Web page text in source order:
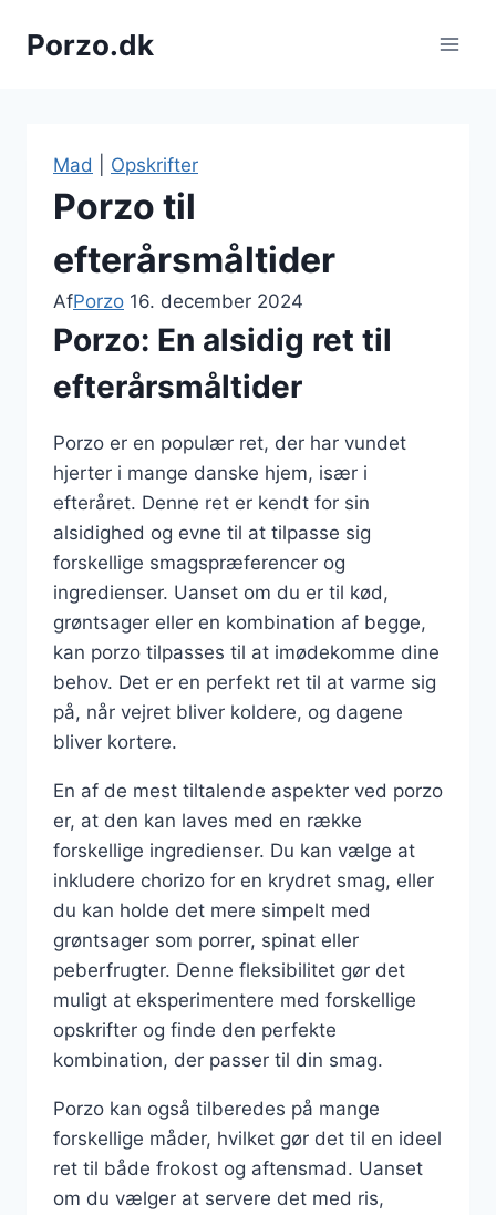
Porzo.dk
Mad Opskrifter
Porzo til
efterårsmåltider
AfPorzo 16. december 2024
Porzo: En alsidig ret til
efterårsmåltider
Porzo er en populær ret, der har vundet
hjerter i mange danske hjem, især i
efteråret. Denne ret er kendt for sin
alsidighed og evne til at tilpasse sig
forskellige smagspræferencer og
ingredienser. Uanset om du er til kød,
grøntsager eller en kombination af begge,
kan porzo tilpasses til at imødekomme dine
behov. Det er en perfekt ret til at varme sig
på, når vejret bliver koldere, og dagene
bliver kortere.
En af de mest tiltalende aspekter ved porzo
er, at den kan laves med en række
forskellige ingredienser. Du kan vælge at
inkludere chorizo for en krydret smag, eller
du kan holde det mere simpelt med
grøntsager som porrer, spinat eller
peberfrugter. Denne fleksibilitet gør det
muligt at eksperimentere med forskellige
opskrifter og finde den perfekte
kombination, der passer til din smag.
Porzo kan også tilberedes på mange
forskellige måder, hvilket gør det til en ideel
ret til både frokost og aftensmad. Uanset
om du vælger at servere det med ris,